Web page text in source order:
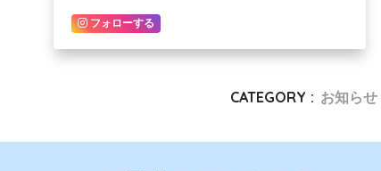
フォローする
CATEGORY : お知らせ